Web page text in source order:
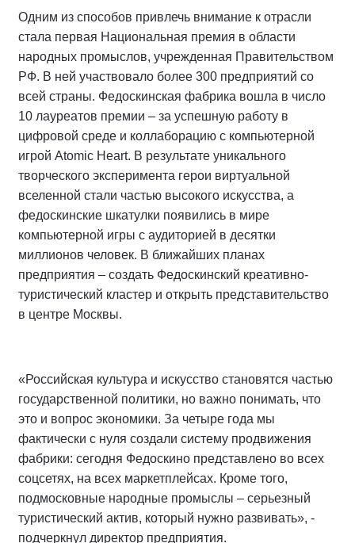
Одним из способов привлечь внимание к отрасли
стала первая Национальная премия в области
народных промыслов, учрежденная Правительством
РФ. В ней участвовало более 300 предприятий со
всей страны. Федоскинская фабрика вошла в число
10 лауреатов премии – за успешную работу в
цифровой среде и коллаборацию с компьютерной
игрой Atomic Heart. В результате уникального
творческого эксперимента герои виртуальной
вселенной стали частью высокого искусства, а
федоскинские шкатулки появились в мире
компьютерной игры с аудиторией в десятки
миллионов человек. В ближайших планах
предприятия – создать Федоскинский креативно-
туристический кластер и открыть представительство
в центре Москвы.
«Российская культура и искусство становятся частью
государственной политики, но важно понимать, что
это и вопрос экономики. За четыре года мы
фактически с нуля создали систему продвижения
фабрики: сегодня Федоскино представлено во всех
соцсетях, на всех маркетплейсах. Кроме того,
подмосковные народные промыслы – серьезный
туристический актив, который нужно развивать», -
подчеркнул директор предприятия.